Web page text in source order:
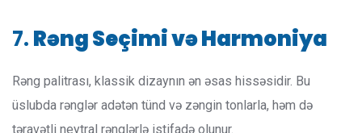
7.Rəng Seçimi və Harmoniya
Rəng palitrası, klassik dizaynın ən əsas hissəsidir. Bu
üslubda rənglər adətən tünd və zəngin tonlarla, həm də
təravətli neytral rənglərlə istifadə olunur.